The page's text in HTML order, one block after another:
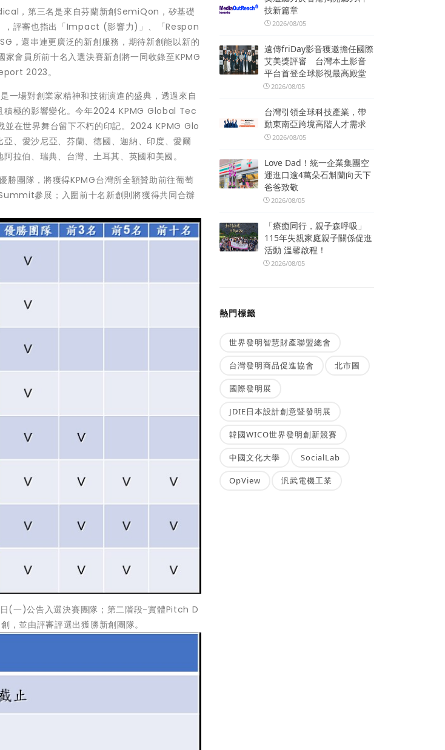
，第三名是來自芬蘭新創SemiQon，矽基礎
，評審也指出「Impact (影響力)」、「Respon
還串連更廣泛的新創服務，期待新創能以新的
會員所前十名入選決賽新創將一同收錄至KPMG
2023。
場對創業家精神和技術演進的盛典，透過來自
積極的影響變化。今年2024 KPMG Global Tec
在世界舞台留下不朽的印記。2024 KPMG Glo
、愛沙尼亞、芬蘭、德國、迦納、印度、愛爾
拉伯、瑞典、台灣、土耳其、英國和美國。
隊，將獲得KPMG台灣所全額贊助前往葡萄
參展；入圍前十名新創則將獲得共同合辦
(一)公告入選決賽團隊；第二階段-實體Pitch D
並由評審評選出獲勝新創團隊。
技新篇章
2026/08/05
遠傳friDay影音獲邀擔任國際
艾美獎評審 台灣本土影音
平台首登全球影視最高殿堂
2026/08/05
台灣引領全球科技產業，帶
動東南亞跨境高階人才需求
2026/08/05
Love Dad！統一企業集團空
運進口逾4萬朵石斛蘭向天下
爸爸致敬
2026/08/05
「療癒同行，親子森呼吸」
115年失親家庭親子關係促進
活動 溫馨啟程！
2026/08/05
熱門標籤
世界發明智慧財產聯盟總會
台灣發明商品促進協會 北市圖
國際發明展
JDIE日本設計創意暨發明展
韓國WICO世界發明創新競賽
中國文化大學 SocialLab
OpView 汎武電機工業